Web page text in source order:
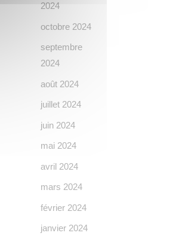
2024
octobre 2024
septembre
2024
août 2024
juillet 2024
juin 2024
mai 2024
avril 2024
mars 2024
février 2024
janvier 2024